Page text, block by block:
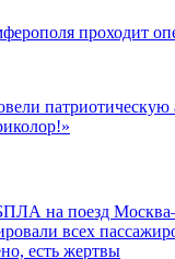
проходит
на поезд
всех
есть жертвы